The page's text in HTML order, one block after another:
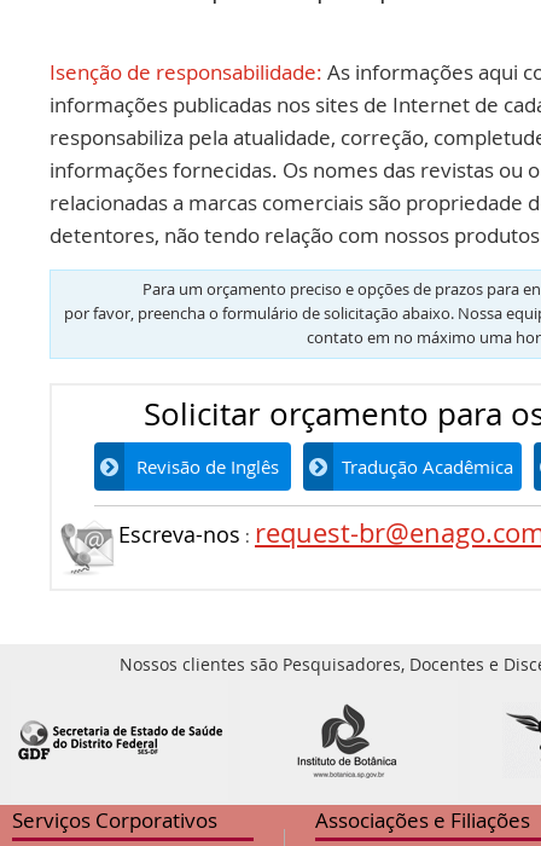
Isenção de responsabilidade: As informações aqui
informações publicadas nos sites de Internet de
responsabiliza pela atualidade, correção,
informações fornecidas. Os nomes das revistas ou
relacionadas a marcas comerciais são propriedade
detentores, não tendo relação com nossos
Para um orçamento preciso e opções de prazos para
por favor, preencha o formulário de solicitação abaixo. Nossa
contato em no máximo uma
Solicitar orçamento para
Revisão de Inglês Tradução Acadêmica
Escreva-nos : request-
Nossos clientes são Pesquisadores, Docentes e
Serviços Corporativos Associações e Filiações